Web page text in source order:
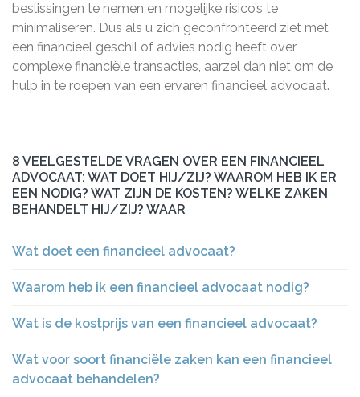
beslissingen te nemen en mogelijke risico’s te
minimaliseren. Dus als u zich geconfronteerd ziet met
een financieel geschil of advies nodig heeft over
complexe financiële transacties, aarzel dan niet om de
hulp in te roepen van een ervaren financieel advocaat.
8 VEELGESTELDE VRAGEN OVER EEN FINANCIEEL
ADVOCAAT: WAT DOET HIJ/ZIJ? WAAROM HEB IK ER
EEN NODIG? WAT ZIJN DE KOSTEN? WELKE ZAKEN
BEHANDELT HIJ/ZIJ? WAAR
Wat doet een financieel advocaat?
Waarom heb ik een financieel advocaat nodig?
Wat is de kostprijs van een financieel advocaat?
Wat voor soort financiële zaken kan een financieel
advocaat behandelen?